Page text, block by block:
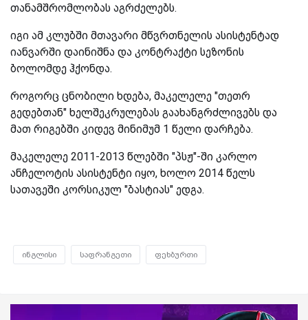
თანამშრომლობას აგრძელებს.
იგი ამ კლუბში მთავარი მწვრთნელის ასისტენტად
იანვარში დაინიშნა და კონტრაქტი სეზონის
ბოლომდე ჰქონდა.
როგორც ცნობილი ხდება, მაკელელე "თეთრ
გედებთან" ხელშეკრულებას გაახანგრძლივებს და
მათ რიგებში კიდევ მინიმუმ 1 წელი დარჩება.
მაკელელე 2011-2013 წლებში "პსჟ"-ში კარლო
ანჩელოტის ასისტენტი იყო, ხოლო 2014 წელს
სათავეში კორსიკულ "ბასტიას" ედგა.
ინგლისი საფრანგეთი ფეხბურთი